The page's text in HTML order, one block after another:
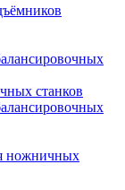
станков
ножничных